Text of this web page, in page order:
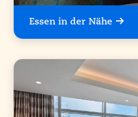
Essen in der Nähe